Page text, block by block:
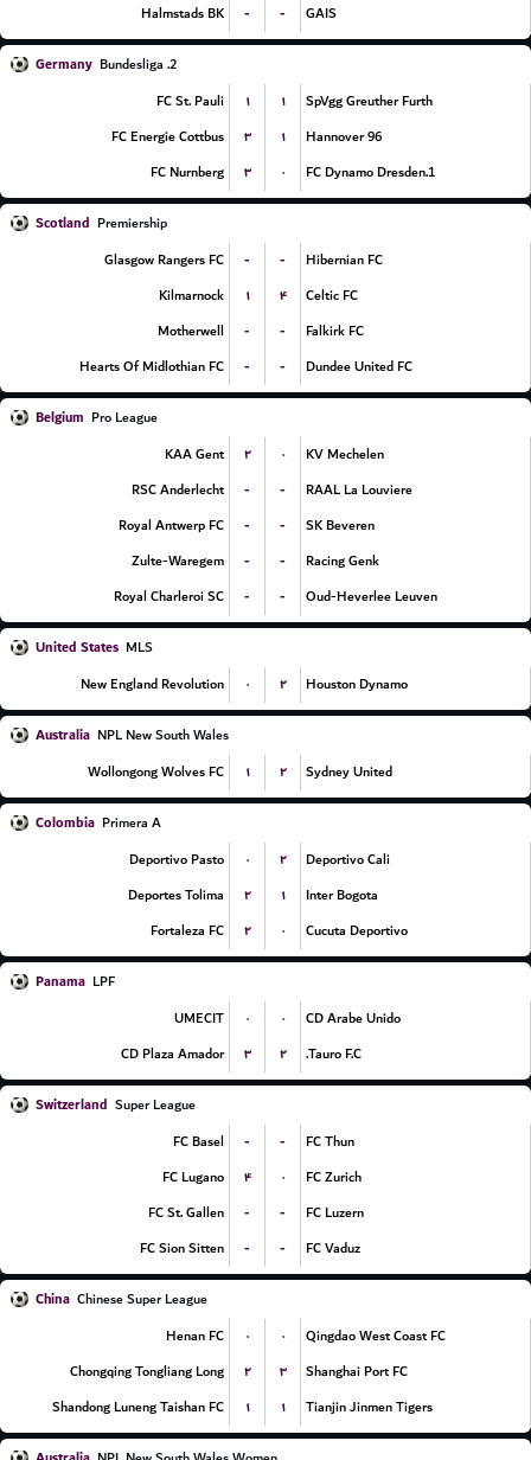
Halmstads BK
- - GAIS
Germany
2. Bundesliga
FC St. Pauli
۱ ۱
SpVgg Greuther Furth
FC Energie Cottbus
۳ ۱
Hannover 96
FC Nurnberg
۳ ۰ 1.FC Dynamo Dresden
Scotland Premiership
Glasgow Rangers FC
- -
Hibernian FC
Kilmarnock
۱ ۴
Celtic FC
Motherwell
- -
Falkirk FC
Hearts Of Midlothian FC
- - Dundee United FC
Belgium Pro League
KAA Gent
۲ ۰
KV Mechelen
RSC Anderlecht
- -
RAAL La Louviere
Royal Antwerp FC
- -
SK Beveren
Zulte-Waregem
- -
Racing Genk
Royal Charleroi SC
- - Oud-Heverlee Leuven
United States MLS
New England Revolution
۰ ۲ Houston Dynamo
Australia NPL New South Wales
Wollongong Wolves FC
۱ ۲ Sydney United
Colombia Primera A
Deportivo Pasto
۰ ۲
Deportivo Cali
Deportes Tolima
۲ ۱
Inter Bogota
Fortaleza FC
۲ ۰ Cucuta Deportivo
Panama LPF
UMECIT
۰ ۰
CD Arabe Unido
CD Plaza Amador
۳ ۲ Tauro F.C.
Switzerland Super League
FC Basel
- -
FC Thun
FC Lugano
۴ ۰
FC Zurich
FC St. Gallen
- -
FC Luzern
FC Sion Sitten
- - FC Vaduz
China Chinese Super League
Henan FC
۰ ۰
Qingdao West Coast FC
Chongqing Tongliang Long
۲ ۳
Shanghai Port FC
Shandong Luneng Taishan FC
۱ ۱ Tianjin Jinmen Tigers